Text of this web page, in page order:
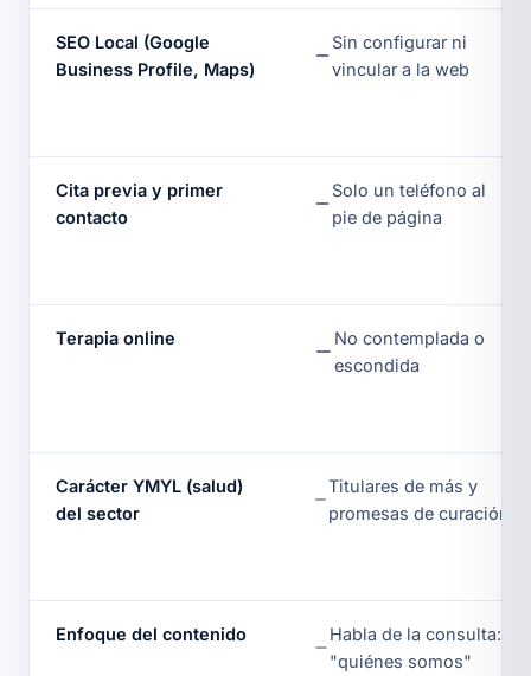
SEO Local (Google
Business Profile, Maps)
Sin configurar ni
vincular a la web
Cita previa y primer
contacto
Solo un teléfono al
pie de página
Terapia online
No contemplada o
escondida
Carácter YMYL (salud)
del sector
Titulares de más y
promesas de curación
Enfoque del contenido
Habla de la consulta:
"quiénes somos"